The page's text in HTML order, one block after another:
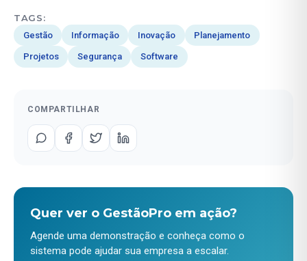
TAGS:
Gestão Informação Inovação Planejamento
Projetos Segurança Software
COMPARTILHAR
Quer ver o GestãoPro em ação?
Agende uma demonstração e conheça como o
sistema pode ajudar sua empresa a escalar.